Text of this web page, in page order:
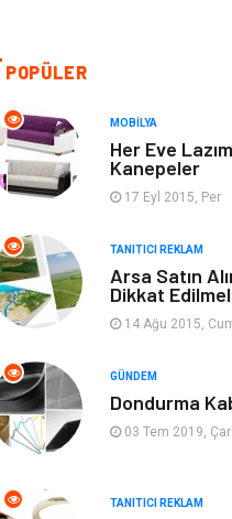
Giyim
Makine
Organizasyon Turizm
Otomotiv Bahçe Ev
Tekstil Tatil
Hediyelik Eşya
Mobilya
POPÜLER
MOBILYA
Her Eve
Kanepeler
17 Eyl 2015, Per
TANITICI REKLAM
Arsa Satın
Dikkat
14 Ağu 2015,
GÜNDEM
Dondurma
03 Tem 2019, Çar
TANITICI REKLAM